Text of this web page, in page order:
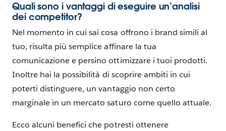
Quali sono i vantaggi di eseguire un’analisi
dei competitor?
Nel momento in cui sai cosa offrono i brand simili al
tuo, risulta più semplice affinare la tua
comunicazione e persino ottimizzare i tuoi prodotti.
Inoltre hai la possibilità di scoprire ambiti in cui
poterti distinguere, un vantaggio non certo
marginale in un mercato saturo come quello attuale.
Ecco alcuni benefici che potresti ottenere